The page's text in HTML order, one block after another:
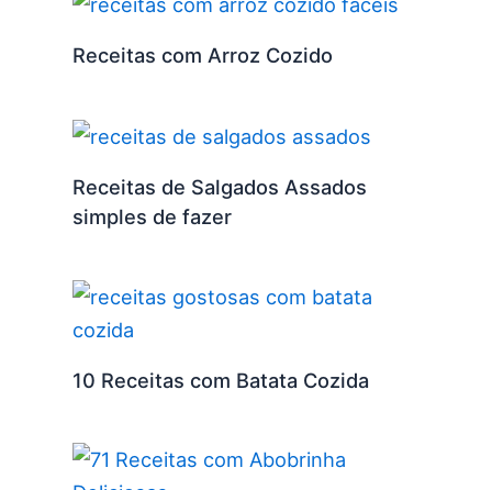
Receitas com Arroz Cozido
Receitas de Salgados Assados
simples de fazer
10 Receitas com Batata Cozida